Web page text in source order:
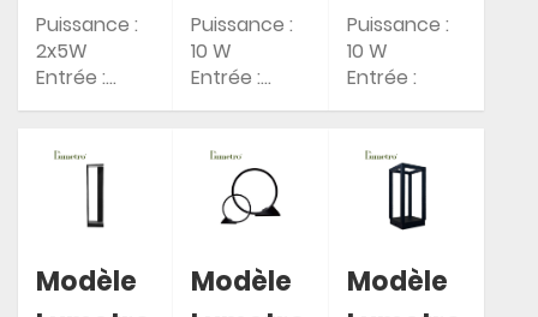
Puissance :
2x5W
Entrée :
AC85-265V
protection IP
Puissance :
10 W
Entrée :
AC85-265V
protection IP
: IP65
Puissance :
10 W
Entrée :
AC85-265V
protection IP
Modèle
Modèle
Modèle